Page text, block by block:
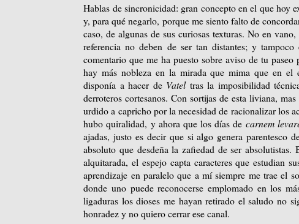
Hablas de sincronicidad: gran concepto en el que hoy
y, para qué negarlo, porque me siento falto de
caso, de algunas de sus curiosas texturas. No en
referencia no deben de ser tan distantes; y
comentario que me ha puesto sobre aviso de tu
hay más nobleza en la mirada que mima que en el
disponía a hacer de Vateltras la imposibilidad
derroteros cortesanos. Con sortijas de esta liviana,
urdido a capricho por la necesidad de racionalizar los
hubo quiralidad, y ahora que los días de carnem
ajadas, justo es decir que si algo genera parentesco
absoluto que desdeña la zafiedad de ser
alquitarada, el espejo capta caracteres que estudian
aprendizaje en paralelo que a mí siempre me trae el
donde uno puede reconocerse emplomado en los
ligaduras los dioses me hayan retirado el saludo no
honradez y no quiero cerrar ese canal.